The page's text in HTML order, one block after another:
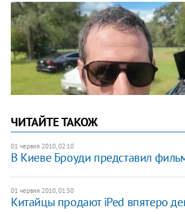
ЧИТАЙТЕ ТАКОЖ
01 червня 2010, 02:10
В Киеве Броуди представил
01 червня 2010, 01:50
Китайцы продают iPed впятеро